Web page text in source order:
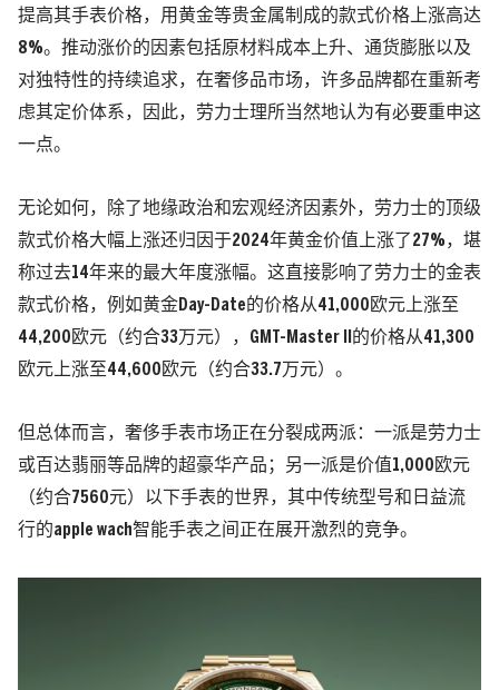
提高其手表价格，用黄金等贵金属制成的款式价格上涨高达
8%。推动涨价的因素包括原材料成本上升、通货膨胀以及
对独特性的持续追求，在奢侈品市场，许多品牌都在重新考
虑其定价体系，因此，劳力士理所当然地认为有必要重申这
一点。
无论如何，除了地缘政治和宏观经济因素外，劳力士的顶级
款式价格大幅上涨还归因于2024年黄金价值上涨了27%，堪
称过去14年来的最大年度涨幅。这直接影响了劳力士的金表
款式价格，例如黄金Day-Date的价格从41,000欧元上涨至
44,200欧元（约合33万元），GMT-Master II的价格从41,300
欧元上涨至44,600欧元（约合33.7万元）。
但总体而言，奢侈手表市场正在分裂成两派：一派是劳力士
或百达翡丽等品牌的超豪华产品；另一派是价值1,000欧元
（约合7560元）以下手表的世界，其中传统型号和日益流
行的apple wach智能手表之间正在展开激烈的竞争。